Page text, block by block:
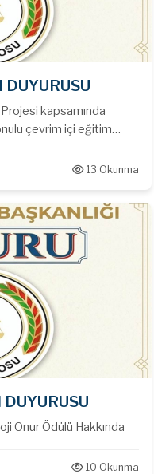
kapsamında
çevrim içi eğitim
13 Okunma
Onur Ödülü Hakkında
10 Okunma